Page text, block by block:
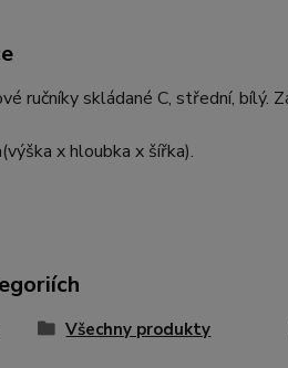
ručníky skládané C, střední, bílý.
x hloubka x šířka).
Všechny produkty